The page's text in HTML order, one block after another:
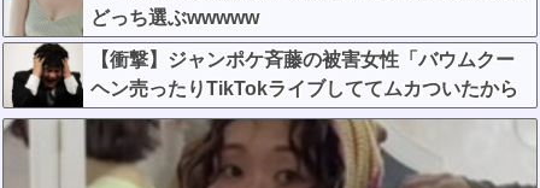
どっち選ぶwwwww
【衝撃】ジャンポケ斉藤の被害女性「バウムクー
ヘン売ったりTikTokライブしててムカついたから
示談しなかった」←コレってさ…